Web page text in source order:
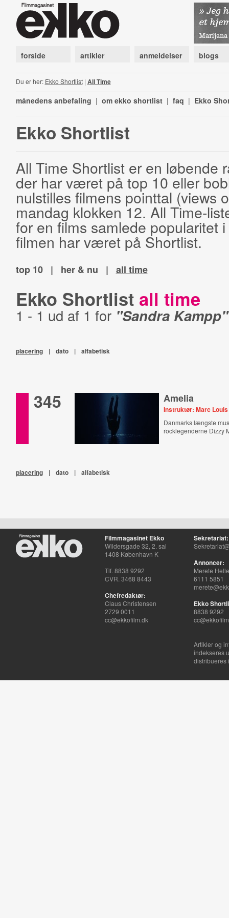
forside artikler anmeldelser blogs
Du er her: Ekko Shortlist| All Time
månedens anbefaling | om ekko shortlist | faq | Ekko
Ekko Shortlist
All Time Shortlist er en løbende
der har været på top 10 eller
nulstilles filmens pointtal (views
mandag klokken 12. All Time-
for en films samlede popularitet
filmen har været på Shortlist.
top 10 | her & nu | all time
Ekko Shortlist all time
1 - 1 ud af 1 for "Sandra Kampp"
placering | dato | alfabetisk
345 Amelia
Instruktør: Marc
Danmarks længste
rocklegenderne Dizzy
placering | dato | alfabetisk
Filmmagasinet Ekko
Wildersgade 32, 2. sal
1408 København K
Tlf. 8838 9292
CVR. 3468 8443
Chefredaktør:
Claus Christensen
2729 0011
cc@ekkofilm.dk
Sekretariat:
Annoncer:
Merete
6111 5851
Ekko
8838 9292
Artikler og
indekseres
distribueres